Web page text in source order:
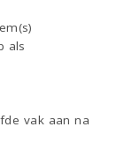
als
vak aan na